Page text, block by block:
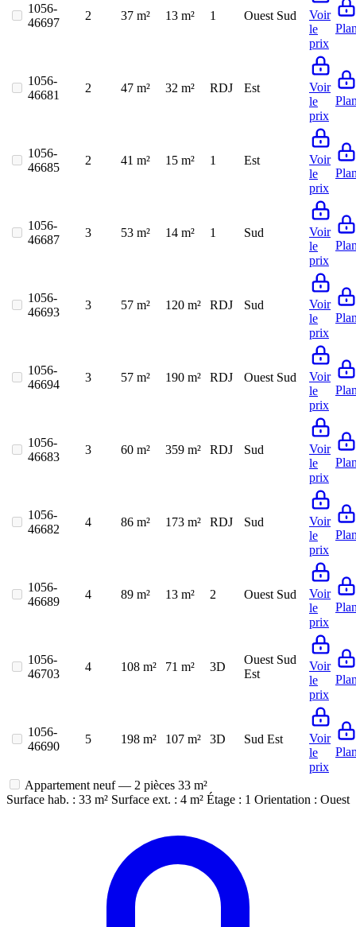
1056-
46697
2 37 m² 13 m² 1 Ouest Sud
Voir
le
prix
1056-
46681
2 47 m² 32 m² RDJ Est
Voir
le
prix
1056-
46685
2 41 m² 15 m² 1 Est
Voir
le
prix
1056-
46687
3 53 m² 14 m² 1 Sud
Voir
le
prix
1056-
46693
3 57 m² 120 m² RDJ Sud
Voir
le
prix
1056-
46694
3 57 m² 190 m² RDJ Ouest Sud
Voir
le
prix
1056-
46683
3 60 m² 359 m² RDJ Sud
Voir
le
prix
1056-
46682
4 86 m² 173 m² RDJ Sud
Voir
le
prix
1056-
46689
4 89 m² 13 m² 2 Ouest Sud
Voir
le
prix
1056-
46703
4 108 m² 71 m² 3D
Ouest Sud
Est
Voir
le
prix
1056-
46690
5 198 m² 107 m² 3D Sud Est
Voir
le
prix
Appartement neuf — 2 pièces 33 m²
Surface hab. : 33 m² Surface ext. : 4 m² Étage : 1 Orientation : Ouest